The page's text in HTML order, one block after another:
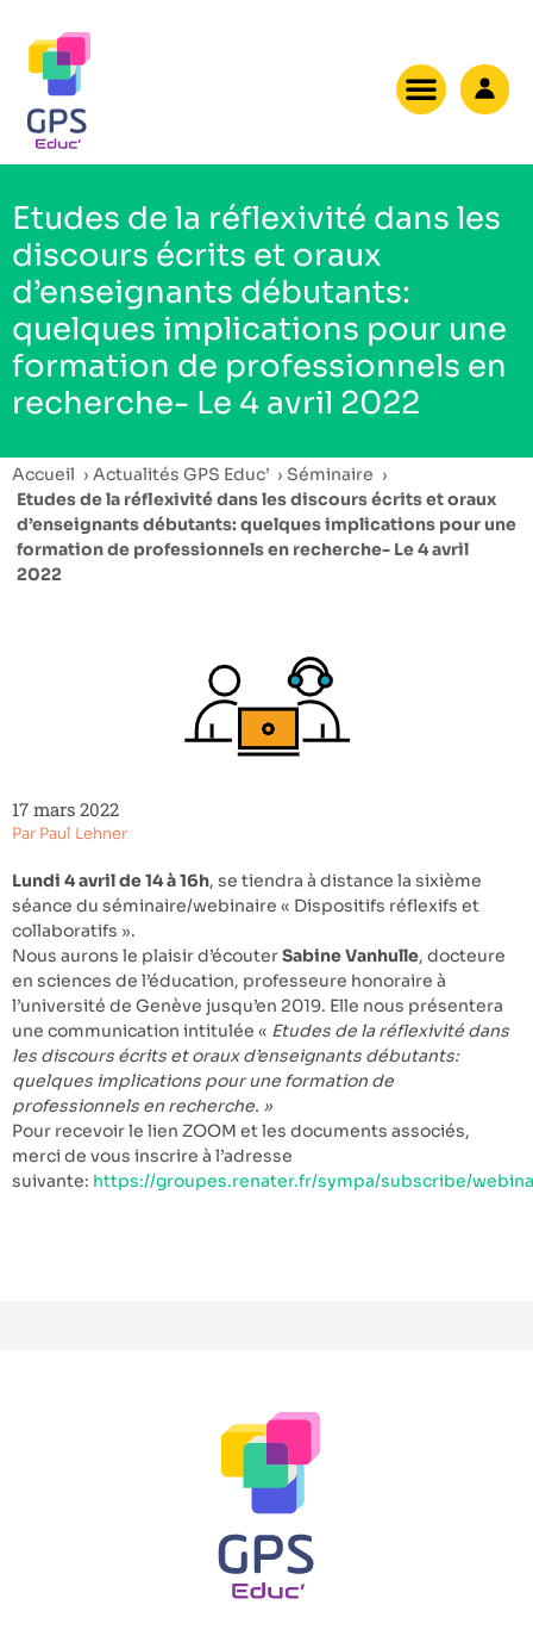
Etudes de la réflexivité dans les
discours écrits et oraux
d’enseignants débutants:
quelques implications pour une
formation de professionnels en
recherche- Le 4 avril 2022
Accueil › Actualités GPS Educ’ › Séminaire ›
Etudes de la réflexivité dans les discours écrits et oraux
d’enseignants débutants: quelques implications pour une
formation de professionnels en recherche- Le 4 avril
2022
17 mars 2022
Par Paul Lehner
Lundi 4 avril de 14 à 16h, se tiendra à distance la sixième
séance du séminaire/webinaire « Dispositifs réflexifs et
collaboratifs ».
Nous aurons le plaisir d’écouterSabine Vanhulle, docteure
en sciences de l’éducation, professeure honoraire à
l’université de Genève jusqu’en 2019. Elle nous présentera
une communication intitulée « Etudes de la réflexivité dans
les discours écrits et oraux d’enseignants débutants:
quelques implications pour une formation de
professionnels en recherche. »
Pour recevoir le lien ZOOM et les documents associés,
merci de vous inscrire à l’adresse
suivante: https://groupes.renater.fr/sympa/subscribe/